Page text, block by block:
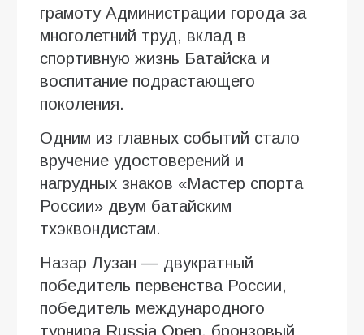
грамоту Администрации города за
многолетний труд, вклад в
спортивную жизнь Батайска и
воспитание подрастающего
поколения.
Одним из главных событий стало
вручение удостоверений и
нагрудных знаков «Мастер спорта
России» двум батайским
тхэквондистам.
Назар Лузан — двукратный
победитель первенства России,
победитель международного
турнира Russia Open, бронзовый